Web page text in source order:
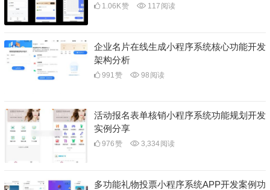
1.06K赞 117 阅读
企业名片在线生成小程序系统核心功能开发
架构分析
991赞 98 阅读
活动报名表单核销小程序系统功能规划开发
实例分享
976赞 3,334阅读
多功能礼物投票小程序系统APP开发案例功